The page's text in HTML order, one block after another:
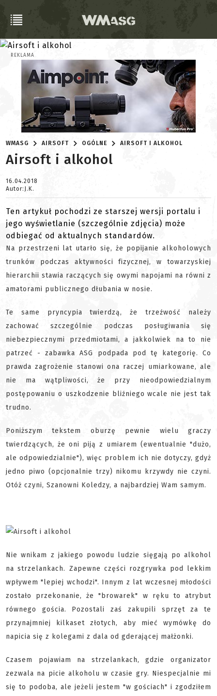
REKLAMA
WMASG AIRSOFT OGÓLNE AIRSOFT I ALKOHOL
Airsoft i alkohol
16.04.2018
Autor:J.K.
Ten artykuł pochodzi ze starszej wersji portalu i
jego wyświetlanie (szczególnie zdjęcia) może
odbiegać od aktualnych standardów.
Na przestrzeni lat utarło się, że popijanie alkoholowych
trunków podczas aktywności fizycznej, w towarzyskiej
hierarchii stawia raczących się owymi napojami na równi z
amatorami publicznego dłubania w nosie.
Te same pryncypia twierdzą, że trzeźwość należy
zachować szczególnie podczas posługiwania się
niebezpiecznymi przedmiotami, a jakkolwiek na to nie
patrzeć - zabawka ASG podpada pod tę kategorię. Co
prawda zagrożenie stanowi ona raczej umiarkowane, ale
nie ma wątpliwości, że przy nieodpowiedzialnym
postępowaniu o uszkodzenie bliźniego wcale nie jest tak
trudno.
Poniższym tekstem oburzę pewnie wielu graczy
twierdzących, że oni piją z umiarem (ewentualnie "dużo,
ale odpowiedzialnie"), więc problem ich nie dotyczy, gdyż
jedno piwo (opcjonalnie trzy) nikomu krzywdy nie czyni.
Otóż czyni, Szanowni Koledzy, a najbardziej Wam samym.
Nie wnikam z jakiego powodu ludzie sięgają po alkohol
na strzelankach. Zapewne części rozgrywka pod lekkim
wpływem "lepiej wchodzi". Innym z lat wczesnej młodości
zostało przekonanie, że "browarek" w ręku to atrybut
równego gościa. Pozostali zaś zakupili sprzęt za te
przynajmniej kilkaset złotych, aby mieć wymówkę do
napicia się z kolegami z dala od gderającej małżonki.
Czasem pojawiam na strzelankach, gdzie organizator
zezwala na picie alkoholu w czasie gry. Niespecjalnie mi
się to podoba, ale jeżeli jestem "w gościach" i zgodziłem